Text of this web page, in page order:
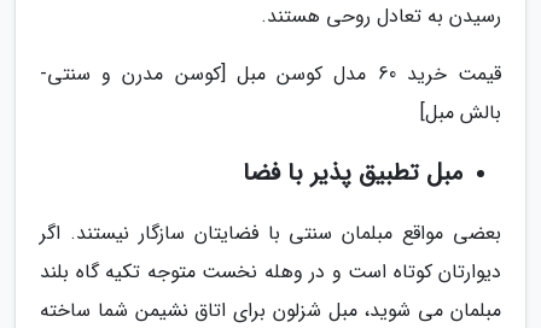
رسیدن به تعادل روحی هستند.
قیمت خرید 60 مدل کوسن مبل [کوسن مدرن و سنتی-
بالش مبل]
مبل تطبیق پذیر با فضا
بعضی مواقع مبلمان سنتی با فضایتان سازگار نیستند. اگر
دیوارتان کوتاه است و در وهله نخست متوجه تکیه گاه بلند
مبلمان می شوید، مبل شزلون برای اتاق نشیمن شما ساخته